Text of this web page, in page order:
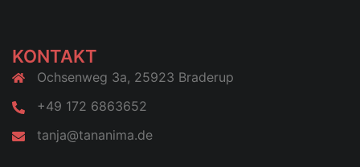
KONTAKT
Ochsenweg 3a, 25923 Braderup
+49 172 6863652
tanja@tananima.de